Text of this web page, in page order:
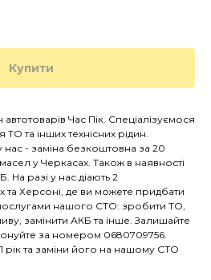
Купити
автотоварів Час Пік. Спеціалізуємося
ТО та інших технісних рідин.
нас - заміна безкоштовна за 20
масел у Черкасах. Також в наявності
На разі у нас діають 2
та Херсоні, де ви можете придбати
нашого СТО: зробити ТО,
замінити АКБ та інше. Залишайте
за номером 0680709756.
рік та заміни його на нашому СТО